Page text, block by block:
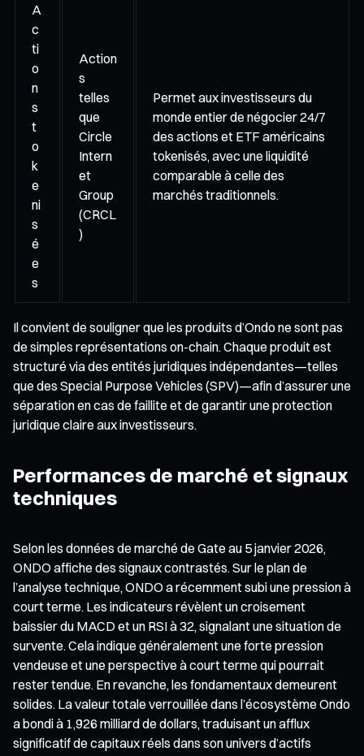
A
c
ti
o
n
s
t
o
k
e
ni
s
é
e
s
Action
s
telles
que
Circle
Intern
et
Group
(CRCL
)
Permet aux investisseurs du
monde entier de négocier 24/7
des actions et ETF américains
tokenisés, avec une liquidité
comparable à celle des
marchés traditionnels.
Il convient de souligner que les produits d’Ondo ne sont pas
de simples représentations on-chain. Chaque produit est
structuré via des entités juridiques indépendantes—telles
que des Special Purpose Vehicles (SPV)—afin d’assurer une
séparation en cas de faillite et de garantir une protection
juridique claire aux investisseurs.
Performances de marché et signaux
techniques
Selon les données de marché de Gate au 5 janvier 2026,
ONDO affiche des signaux contrastés. Sur le plan de
l’analyse technique, ONDO a récemment subi une pression à
court terme. Les indicateurs révèlent un croisement
baissier du MACD et un RSI à 32, signalant une situation de
survente. Cela indique généralement une forte pression
vendeuse et une perspective à court terme qui pourrait
rester tendue. En revanche, les fondamentaux demeurent
solides. La valeur totale verrouillée dans l’écosystème Ondo
a bondi à 1,926 milliard de dollars, traduisant un afflux
significatif de capitaux réels dans son univers d’actifs